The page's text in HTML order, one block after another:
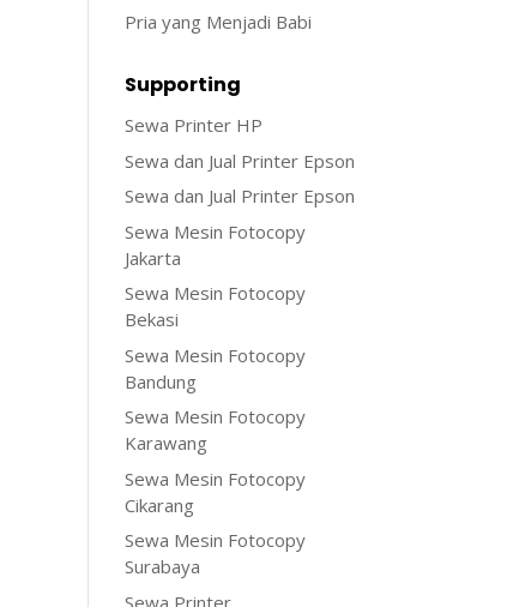
Pria yang Menjadi Babi
Supporting
Sewa Printer HP
Sewa dan Jual Printer Epson
Sewa dan Jual Printer Epson
Sewa Mesin Fotocopy
Jakarta
Sewa Mesin Fotocopy
Bekasi
Sewa Mesin Fotocopy
Bandung
Sewa Mesin Fotocopy
Karawang
Sewa Mesin Fotocopy
Cikarang
Sewa Mesin Fotocopy
Surabaya
Sewa Printer